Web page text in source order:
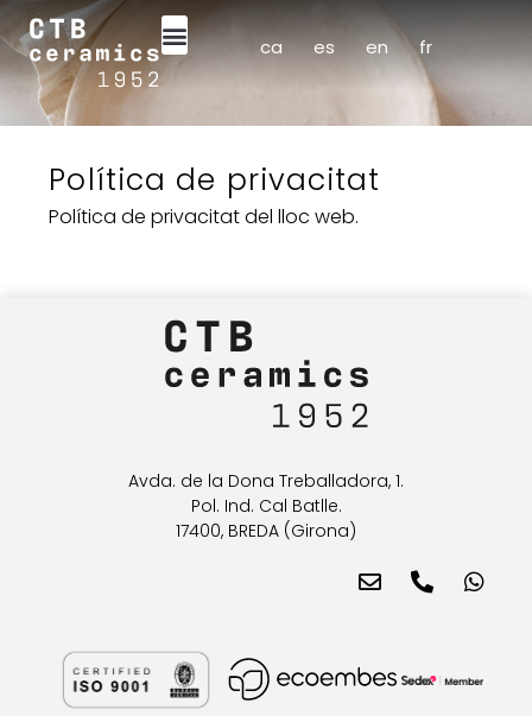
ca es en fr
Política de privacitat
Política de privacitat del lloc web.
Avda. de la Dona Treballadora, 1.
Pol. Ind. Cal Batlle.
17400, BREDA (Girona)